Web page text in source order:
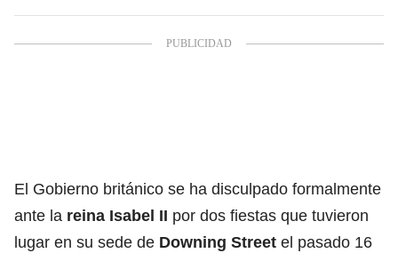
El Gobierno británico se ha disculpado formalmente
ante la reina Isabel II por dos fiestas que tuvieron
lugar en su sede de Downing Street el pasado 16